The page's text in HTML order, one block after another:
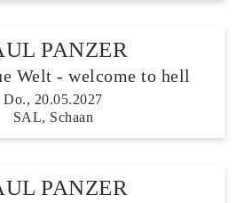
PANZER
Welt - welcome to hell
Do., 20.05.2027
SAL, Schaan
PANZER